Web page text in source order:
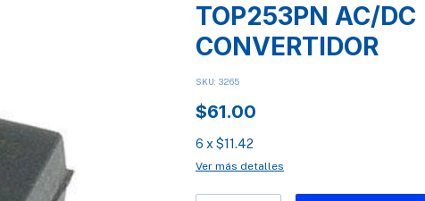
TOP253PN AC/DC
CONVERTIDOR
SKU: 3265
$61.00
6 x $11.42
Ver más detalles